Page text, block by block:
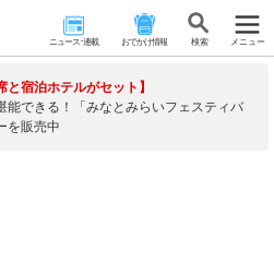
ニュース･連載 おでかけ情報 検 索 メニュー
と宿泊ホテルがセット】
能できる！「みなとみらいフェスティバ
を販売中